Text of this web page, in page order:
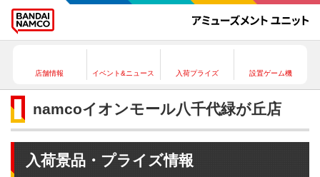
店舗情報 イベント&ニュース 入荷プライズ 設置ゲーム機
namcoイオンモール八千代緑が丘店
入荷景品・プライズ情報